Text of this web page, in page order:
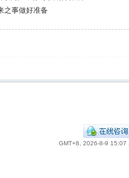
之事做好准备
GMT+8, 2026-8-9 15:07